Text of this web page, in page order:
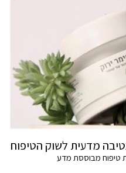
טיפוח מבוססת מדע